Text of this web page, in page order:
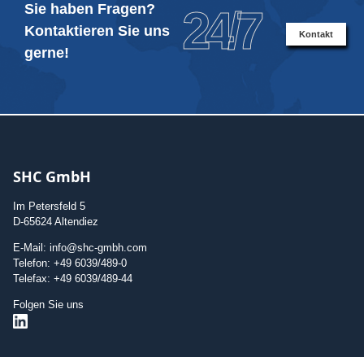
Sie haben Fragen?
Kontaktieren Sie uns
gerne!
24/7 Kontakt
SHC GmbH
Im Petersfeld 5
D-65624 Altendiez
E-Mail: info@shc-gmbh.com
Telefon: +49 6039/489-0
Telefax: +49 6039/489-44
Folgen Sie uns